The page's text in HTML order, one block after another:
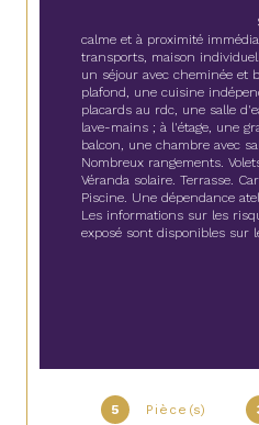
5 Pièce(s)
calme et à proximité
transports, maison
un séjour avec cheminée et
plafond, une cuisine
placards au rdc, une salle
lave-mains ; à l'étage, une
balcon, une chambre avec
Nombreux rangements.
Véranda solaire. Terrasse.
Piscine. Une dépendance
Les informations sur les
exposé sont disponibles sur